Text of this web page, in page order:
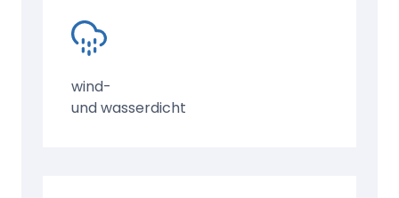
wind-
und wasserdicht